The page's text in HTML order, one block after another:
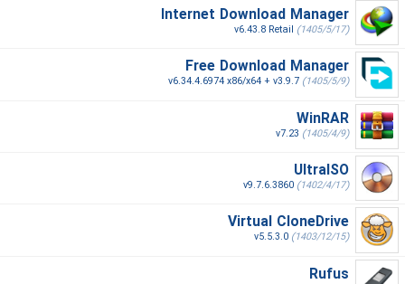
Internet Download Manager
v6.43.8 Retail (1405/5/17)
Free Download Manager
v6.34.4.6974 x86/x64 + v3.9.7 (1405/5/9)
WinRAR
v7.23 (1405/4/9)
UltraISO
v9.7.6.3860 (1402/4/17)
Virtual CloneDrive
v5.5.3.0 (1403/12/15)
Rufus